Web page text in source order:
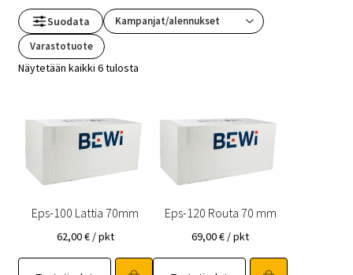
Suodata
Varastotuote
Näytetään kaikki 6 tulosta
Eps-100 Lattia 70mm
62,00€ / pkt
Eps-120 Routa 70 mm
69,00€ / pkt